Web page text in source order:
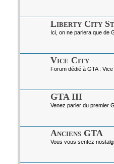
Liberty City
Ici, on ne parlera que de
Vice City
Forum dédié à GTA :
GTA III
Venez parler du premier
Anciens GTA
Vous vous sentez